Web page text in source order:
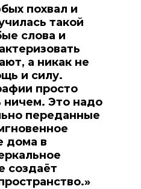
похвал и
такой
слова и
а никак не
и силу.
просто
ничем. Это надо
переданные
дома в
создаёт